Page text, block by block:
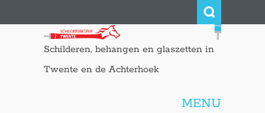
Schilderen, behangen en glaszetten in
Twente en de Achterhoek
MENU